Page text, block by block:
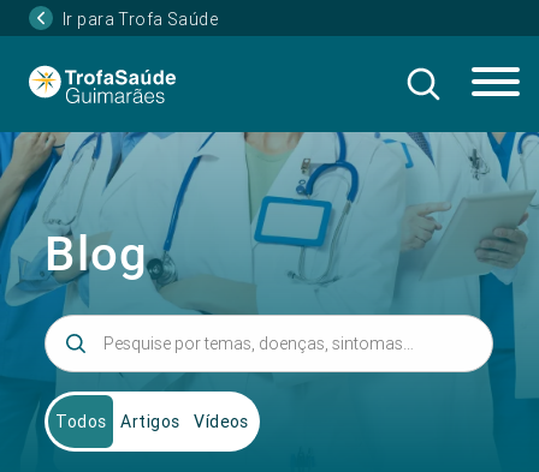
Ir para Trofa Saúde
Blog
Todos Artigos Vídeos